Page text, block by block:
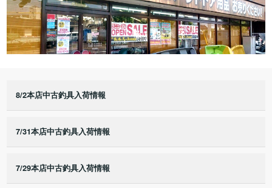
8/2本店中古釣具入荷情報
7/31本店中古釣具入荷情報
7/29本店中古釣具入荷情報